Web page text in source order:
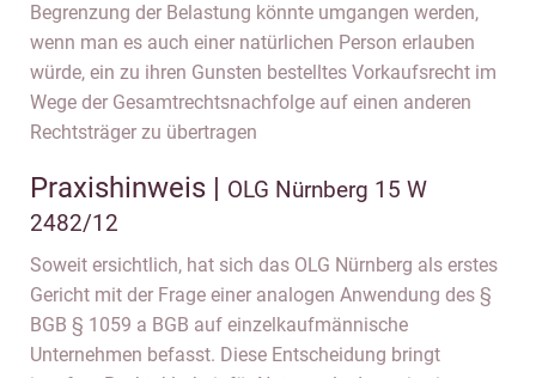
Begrenzung der Belastung könnte umgangen werden,
wenn man es auch einer natürlichen Person erlauben
würde, ein zu ihren Gunsten bestelltes Vorkaufsrecht im
Wege der Gesamtrechtsnachfolge auf einen anderen
Rechtsträger zu übertragen
Praxishinweis | OLG Nürnberg 15 W
2482/12
Soweit ersichtlich, hat sich das OLG Nürnberg als erstes
Gericht mit der Frage einer analogen Anwendung des §
BGB § 1059 a BGB auf einzelkaufmännische
Unternehmen befasst. Diese Entscheidung bringt